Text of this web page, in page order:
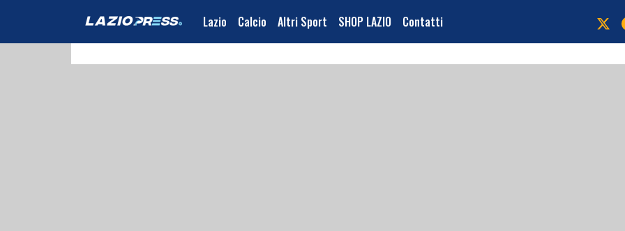
Lazio Calcio Altri Sport SHOP LAZIO Contatti